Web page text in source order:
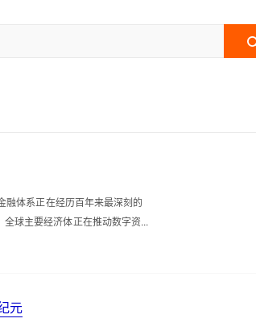
融体系正在经历百年来最深刻的
球主要经济体正在推动数字资...
元